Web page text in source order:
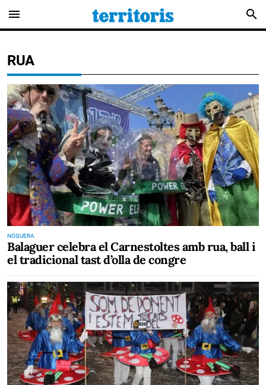
menu search
RUA
NOGUERA
Balaguer celebra el Carnestoltes amb rua, ball i
el tradicional tast d’olla de congre